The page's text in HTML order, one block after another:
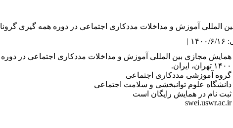
آموزش و مداخلات مددکاری اجتماعی در دوره همه گیری گرونا ۲۰و۲۱ شهریور ۱۴۰۰
|
همایش مجازی بین المللی آموزش و مداخلات مددکاری اجتماعی
۱۴۰۰ تهران، ایران.
گروه آموزشی مددکاری اجتماعی
دانشگاه علوم توانبخشی و سلامت اجتماعی
ثبت نام در همایش رایگان است
swei.uswr.ac.ir